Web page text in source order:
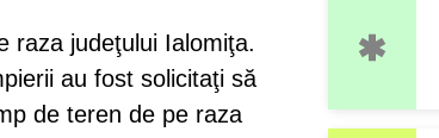
raza judeţului Ialomiţa.
au fost solicitaţi să
de teren de pe raza